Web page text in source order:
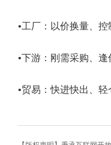
•工厂：以价换量、
•下游：刚需采购、
•贸易：快进快出、